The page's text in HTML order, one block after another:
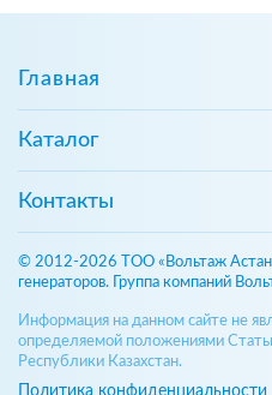
Главная
Каталог
Контакты
© 2012-2026 ТОО «Вольтаж
генераторов. Группа компаний
Информация на данном сайте не
определяемой положениями
Республики Казахстан.
Политика конфиденциальности